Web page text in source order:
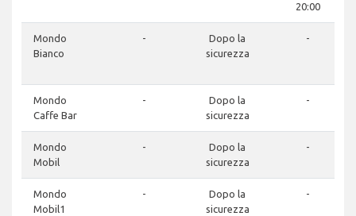
20:00
Mondo
Bianco
-
Dopo la
sicurezza
-
Mondo
Caffe Bar
-
Dopo la
sicurezza
-
Mondo
Mobil
-
Dopo la
sicurezza
-
Mondo
Mobil1
-
Dopo la
sicurezza
-